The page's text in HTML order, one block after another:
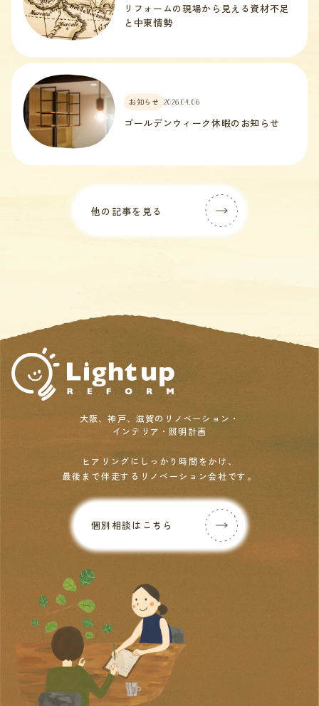
リフォームの現場から見える資材不足
と中東情勢
お知らせ 2026.04.06
ゴールデンウィーク休暇のお知らせ
他の記事を見る
大阪、神戸、滋賀のリノベーション・
インテリア・照明計画
ヒアリングにしっかり時間をかけ、
最後まで伴走するリノベーション会社です。
個別相談はこちら